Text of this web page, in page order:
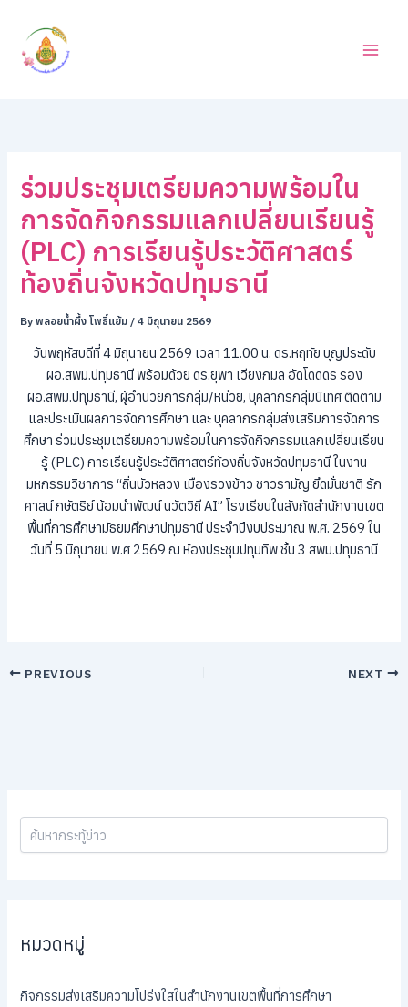
content
ร่วมประชุมเตรียมความพร้อมใน
การจัดกิจกรรมแลกเปลี่ยนเรียนรู้
(PLC) การเรียนรู้ประวัติศาสตร์
ท้องถิ่นจังหวัดปทุมธานี
Byพลอยน้ำผึ้ง โพธิ์แย้ม /4 มิถุนายน 2569
วันพฤหัสบดีที่ 4 มิถุนายน 2569 เวลา 11.00 น. ดร.หฤทัย บุญประดับ
ผอ.สพม.ปทุมธานี พร้อมด้วย ดร.ยุพา เวียงกมล อัดโดดดร รอง
ผอ.สพม.ปทุมธานี, ผู้อำนวยการกลุ่ม/หน่วย, บุคลากรกลุ่มนิเทศ ติดตาม
และประเมินผลการจัดการศึกษา และ บุคลากรกลุ่มส่งเสริมการจัดการ
ศึกษา ร่วมประชุมเตรียมความพร้อมในการจัดกิจกรรมแลกเปลี่ยนเรียน
รู้ (PLC) การเรียนรู้ประวัติศาสตร์ท้องถิ่นจังหวัดปทุมธานี ในงาน
มหกรรมวิชาการ “ถิ่นบัวหลวง เมืองรวงข้าว ชาวรามัญ ยึดมั่นชาติ รัก
ศาสน์ กษัตริย์ น้อมนำพัฒน์ นวัตวิถี AI” โรงเรียนในสังกัดสำนักงานเขต
พื้นที่การศึกษามัธยมศึกษาปทุมธานี ประจำปีงบประมาณ พ.ศ. 2569 ใน
วันที่ 5 มิถุนายน พ.ศ 2569 ณ ห้องประชุมปทุมทิพ ชั้น 3 สพม.ปทุมธานี
PREVIOUS NEXT
ห
า
หมวดหมู่
กิจกรรมส่งเสริมความโปร่งใสในสำนักงานเขตพื้นที่การศึกษา